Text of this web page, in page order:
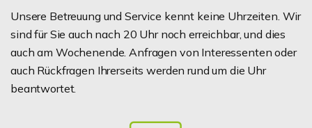
Unsere Betreuung und Service kennt keine Uhrzeiten. Wir
sind für Sie auch nach 20 Uhr noch erreichbar, und dies
auch am Wochenende. Anfragen von Interessenten oder
auch Rückfragen Ihrerseits werden rund um die Uhr
beantwortet.